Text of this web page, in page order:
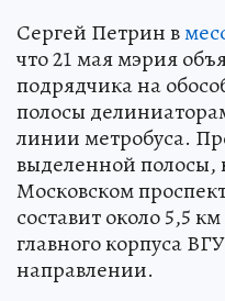
Сергей Петрин в
что 21 мая мэрия
подрядчика на
полосы
линии метробуса.
выделенной полосы,
Московском
составит около 5,5
главного корпуса
направлении.